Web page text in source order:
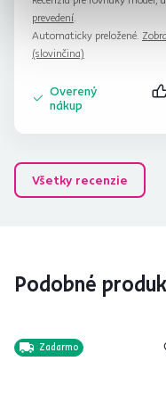
zakrývajú rám. Inak
ďalej!
prevedení.
Automaticky preložené.
(slovinčina)
Overený
nákup
Všetky recenzie
Podobné
Zadarmo